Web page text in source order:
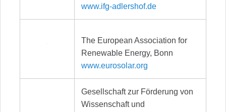
www.ifg-adlershof.de
The European Association for
Renewable Energy, Bonn
www.eurosolar.org
Gesellschaft zur Förderung von
Wissenschaft und